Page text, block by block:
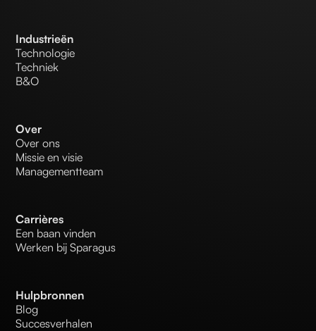
Industrieën
Technologie
Techniek
B&O
Over
Over ons
Missie en visie
Managementteam
Carrières
Een baan vinden
Werken bij Sparagus
Hulpbronnen
Blog
Succesverhalen